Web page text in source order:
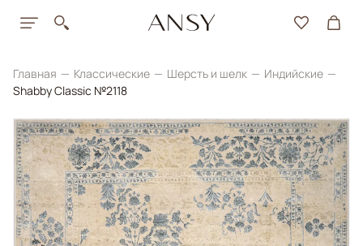
Главная Классические Шерсть и шелк
Индийские
Shabby Classic №2118